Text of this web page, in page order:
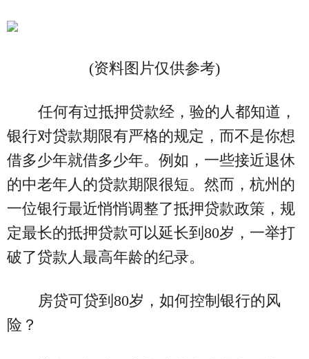
(资料图片仅供参考)
任何有过抵押贷款经，验的人都知道，
银行对贷款期限有严格的规定，而不是你想
借多少年就借多少年。例如，一些接近退休
的中老年人的贷款期限很短。然而，杭州的
一位银行最近悄悄调整了抵押贷款政策，规
定最长的抵押贷款可以延长到80岁，一举打
破了贷款人最高年龄的纪录。
房贷可贷到80岁，如何控制银行的风
险？